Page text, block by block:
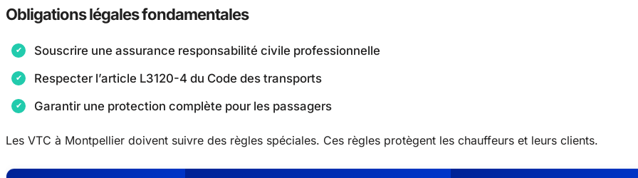
Obligations légales fondamentales
Souscrire une assurance responsabilité civile professionnelle
Respecter l’article L3120-4 du Code des transports
Garantir une protection complète pour les passagers
Les VTC à Montpellier doivent suivre des règles spéciales. Ces règles protègent les chauffeurs et leurs clients.